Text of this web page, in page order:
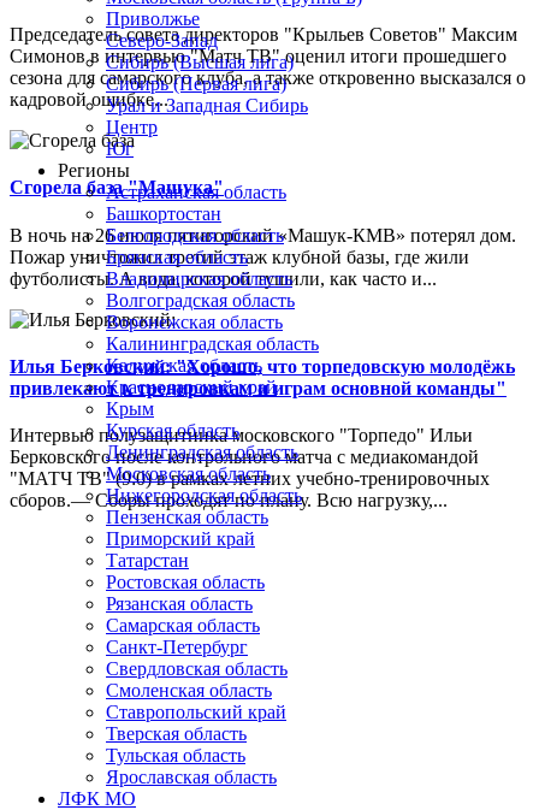
Председатель совета директоров "Крыльев Советов" Максим
Симонов в интервью "Матч ТВ" оценил итоги прошедшего
сезона для самарского клуба, а также откровенно высказался о
кадровой ошибке...
Сгорела база "Машука"
В ночь на 26 июля пятигорский «Машук-КМВ» потерял дом.
Пожар уничтожил третий этаж клубной базы, где жили
футболисты. А вода, которой тушили, как часто и...
Илья Берковский: "Хорошо, что торпедовскую молодёжь
привлекают к тренировкам и играм основной команды"
Интервью полузащитника московского "Торпедо" Ильи
Берковского после контрольного матча с медиакомандой
"МАТЧ ТВ" (9:0) в рамках летних учебно-тренировочных
сборов.— Сборы проходят по плану. Всю нагрузку,...
Приволжье
Северо-Запад
Сибирь (Высшая лига)
Сибирь (Первая лига)
Урал и Западная Сибирь
Центр
Юг
Регионы
Астраханская область
Башкортостан
Белгородская область
Брянская область
Владимирская область
Волгоградская область
Воронежская область
Калининградская область
Калужская область
Краснодарский край
Крым
Курская область
Ленинградская область
Московская область
Нижегородская область
Пензенская область
Приморский край
Татарстан
Ростовская область
Рязанская область
Самарская область
Санкт-Петербург
Свердловская область
Смоленская область
Ставропольский край
Тверская область
Тульская область
Ярославская область
ЛФК МО